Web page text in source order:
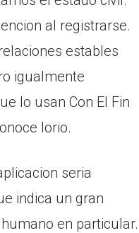
al registrarse.
estables
igualmente
lo usan Con El Fin
Iorio.
seri­a
indica un gran
en particular.